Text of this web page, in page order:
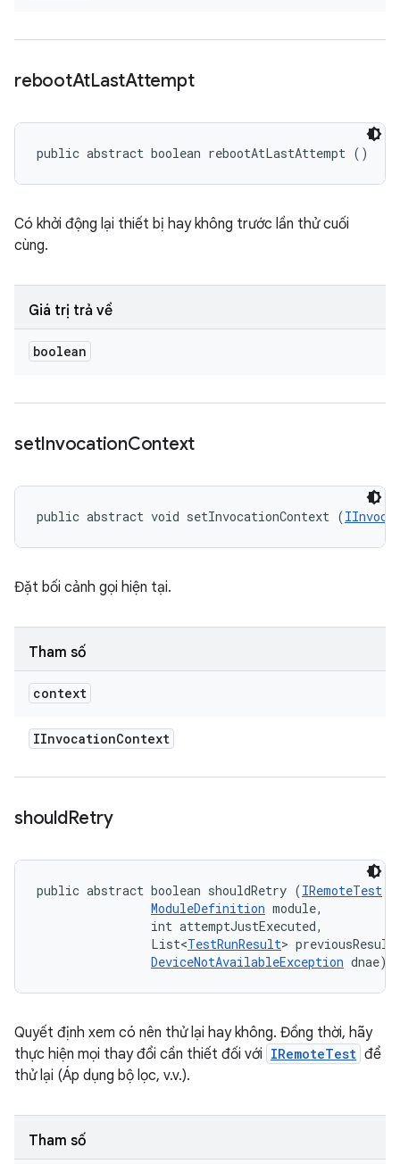
rebootAtLastAttempt
public abstract boolean rebootAtLastAttempt ()
Có khởi động lại thiết bị hay không trước lần thử cuối
cùng.
Giá trị trả về
boolean
setInvocationContext
public abstract void setInvocationContext (
Đặt bối cảnh gọi hiện tại.
Tham số
context
IInvocationContext
shouldRetry
public abstract boolean shouldRetry (IRemoteTest
ModuleDefinition module,
                int attemptJustExecuted,
                List<
TestRunResult>
DeviceNotAvailableException dnae)
Quyết định xem có nên thử lại hay không. Đồng thời, hãy
thực hiện mọi thay đổi cần thiết đối với IRemoteTest để
thử lại (Áp dụng bộ lọc, v.v.).
Tham số